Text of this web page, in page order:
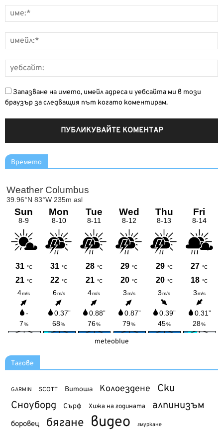
Запазване на името, имейл адреса и уебсайта ми в този
браузър за следващия път когато коментирам.
Времето
meteoblue
Тагове
GARMIN SCOTT Витоша Колоездене Ски
Сноуборд Сърф Хижа на годината алпинизъм
боровец бягане видео гмуркане